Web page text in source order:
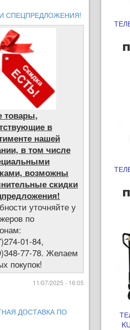
СПЕЦПРЕДЛОЖЕНИЯ!
товары,
в
нашей
в том числе
возможны
скидки
уточняйте у
по
01-84,
77-78. Желаем
покупок!
11/07/2025 - 16:05
ДОСТАВКА ПО